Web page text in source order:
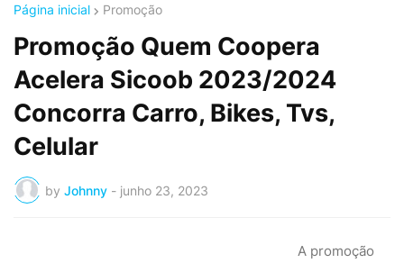
Página inicial Promoção
Promoção Quem Coopera
Acelera Sicoob 2023/2024
Concorra Carro, Bikes, Tvs,
Celular
by Johnny - junho 23, 2023
A promoção